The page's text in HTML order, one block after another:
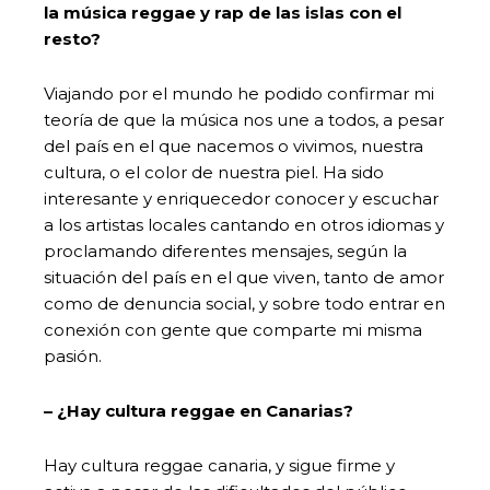
la música reggae y rap de las islas con el
resto?
Viajando por el mundo he podido confirmar mi
teoría de que la música nos une a todos, a pesar
del país en el que nacemos o vivimos, nuestra
cultura, o el color de nuestra piel. Ha sido
interesante y enriquecedor conocer y escuchar
a los artistas locales cantando en otros idiomas y
proclamando diferentes mensajes, según la
situación del país en el que viven, tanto de amor
como de denuncia social, y sobre todo entrar en
conexión con gente que comparte mi misma
pasión.
– ¿Hay cultura reggae en Canarias?
Hay cultura reggae canaria, y sigue firme y